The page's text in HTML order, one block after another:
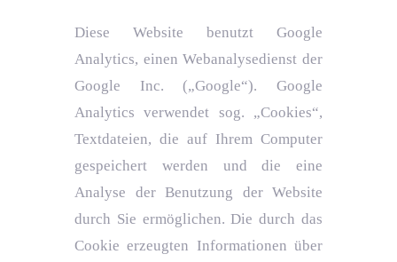
Diese Website benutzt Google
Analytics, einen Webanalysedienst der
Google Inc. („Google“). Google
Analytics verwendet sog. „Cookies“,
Textdateien, die auf Ihrem Computer
gespeichert werden und die eine
Analyse der Benutzung der Website
durch Sie ermöglichen. Die durch das
Cookie erzeugten Informationen über